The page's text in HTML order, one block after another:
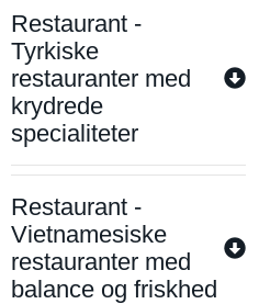
Restaurant -
Tyrkiske
restauranter med
krydrede
specialiteter
Restaurant -
Vietnamesiske
restauranter med
balance og friskhed